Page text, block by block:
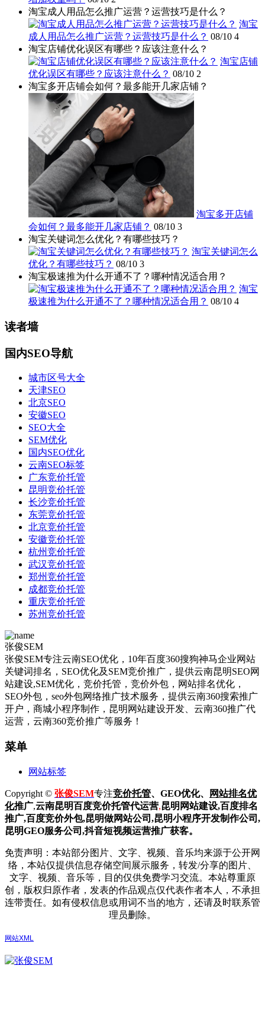
淘宝成人用品怎么推广运营？运营技巧是什么？
淘宝
成人用品怎么推广运营？运营技巧是什么？ 08/10 4
淘宝店铺优化误区有哪些？应该注意什么？
淘宝店铺
优化误区有哪些？应该注意什么？ 08/10 2
淘宝多开店铺会如何？最多能开几家店铺？
淘宝多开店铺
会如何？最多能开几家店铺？ 08/10 3
淘宝关键词怎么优化？有哪些技巧？
淘宝关键词怎么
优化？有哪些技巧？ 08/10 3
淘宝极速推为什么开通不了？哪种情况适合用？
淘宝
极速推为什么开通不了？哪种情况适合用？ 08/10 4
读者墙
国内SEO导航
城市区号大全
天津SEO
北京SEO
安徽SEO
SEO大全
SEM优化
国内SEO优化
云南SEO标签
广东竞价托管
昆明竞价托管
长沙竞价托管
东莞竞价托管
北京竞价托管
安徽竞价托管
杭州竞价托管
武汉竞价托管
郑州竞价托管
成都竞价托管
重庆竞价托管
苏州竞价托管
张俊SEM
张俊SEM专注云南SEO优化，10年百度360搜狗神马企业网站
关键词排名，SEO优化及SEM竞价推广，提供云南昆明SEO网
站建设,SEM优化，竞价托管，竞价外包，网站排名优化，
SEO外包，seo外包网络推广技术服务，提供云南360搜索推广
开户，商城小程序制作，昆明网站建设开发、云南360推广代
运营，云南360竞价推广等服务！
菜单
网站标签
Copyright © 张俊SEM专注竞价托管、GEO优化、
网站排名优
化推广,云南昆明百度竞价托管代运营,昆明网站建设,百度排名
推广,百度竞价外包,昆明做网站公司,昆明小程序开发制作公司,
昆明GEO服务公司,抖音短视频运营推广获客。
免责声明：本站部分图片、文字、视频、音乐均来源于公开网
络，本站仅提供信息存储空间展示服务，转发/分享的图片、
文字、视频、音乐等，目的仅供免费学习交流。本站尊重原
创，版权归原作者，发表的作品观点仅代表作者本人，不承担
连带责任。如有侵权信息或用词不当的地方，还请及时联系管
理员删除。
网站XML